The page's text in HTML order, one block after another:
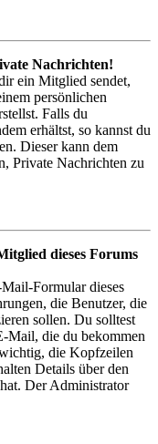
Nachrichten!
ein Mitglied sendet,
persönlichen
Falls du
erhältst, so kannst du
Dieser kann dem
Private Nachrichten zu
dieses Forums
Formular dieses
die Benutzer, die
sollen. Du solltest
Mail, die du bekommen
die Kopfzeilen
Details über den
Der Administrator